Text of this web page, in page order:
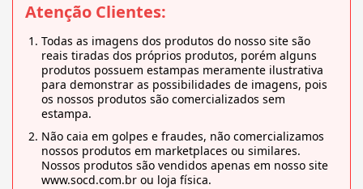
Atenção Clientes:
Todas as imagens dos produtos do nosso site são
reais tiradas dos próprios produtos, porém alguns
produtos possuem estampas meramente ilustrativa
para demonstrar as possibilidades de imagens, pois
os nossos produtos são comercializados sem
estampa.
Não caia em golpes e fraudes, não comercializamos
nossos produtos em marketplaces ou similares.
Nossos produtos são vendidos apenas em nosso site
www.socd.com.br ou loja física.